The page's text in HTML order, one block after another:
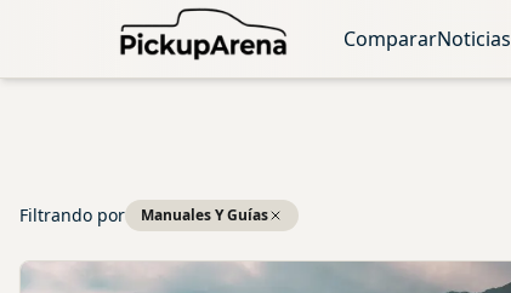
CompararNoticias
Filtrando por Manuales Y Guías